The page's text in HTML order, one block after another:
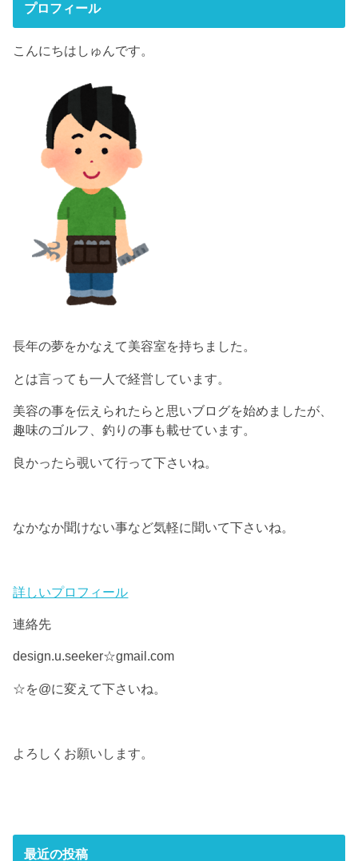
プロフィール
こんにちはしゅんです。
長年の夢をかなえて美容室を持ちました。
とは言っても一人で経営しています。
美容の事を伝えられたらと思いブログを始めましたが、
趣味のゴルフ、釣りの事も載せています。
良かったら覗いて行って下さいね。
なかなか聞けない事など気軽に聞いて下さいね。
詳しいプロフィール
連絡先
design.u.seeker☆gmail.com
☆を@に変えて下さいね。
よろしくお願いします。
最近の投稿